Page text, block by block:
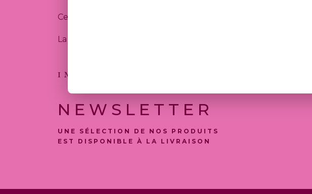
Ces liens sont fournis à titre indicatif et n’impliquent aucun
La COMPAGNIE décline toute responsabilité quant au
INSCRIVEZ-VOUS
NEWSLETTER
UNE SÉLECTION DE NOS PRODUITS
EST DISPONIBLE À LA LIVRAISON